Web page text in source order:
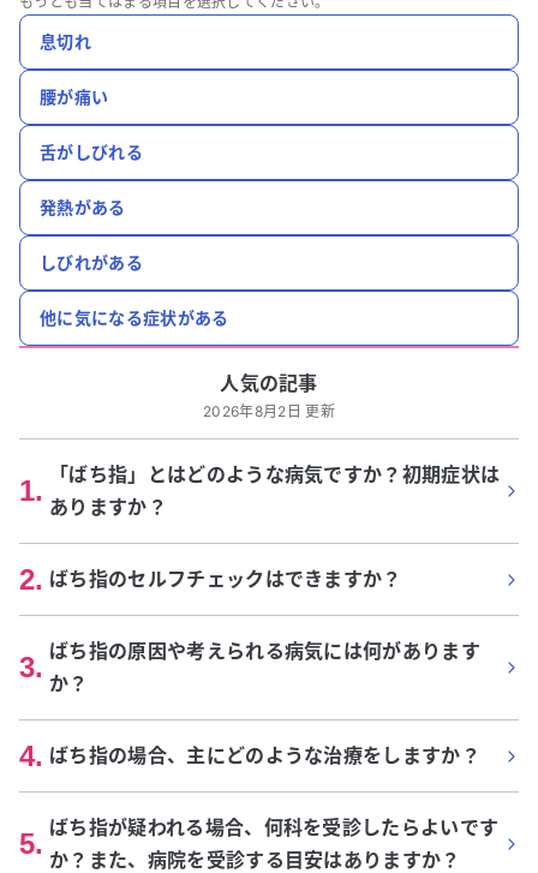
息切れ
腰が痛い
舌がしびれる
発熱がある
しびれがある
他に気になる症状がある
人気の記事
2026年8月2日 更新
1.
「ばち指」とはどのような病気ですか？初期症状は
ありますか？
2. ばち指のセルフチェックはできますか？
3. ばち指の原因や考えられる病気には何があります
か？
4. ばち指の場合、主にどのような治療をしますか？
5. ばち指が疑われる場合、何科を受診したらよいです
か？また、病院を受診する目安はありますか？